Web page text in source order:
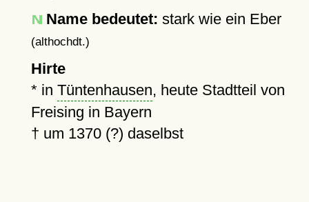
Name bedeutet: stark wie ein Eber
(althochdt.)
Hirte
* in Tüntenhausen, heute Stadtteil von
Freising in Bayern
† um 1370 (?) daselbst